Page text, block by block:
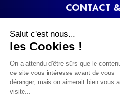
Salut c'est nous...
les Cookies !
On a attendu d'être sûrs que le
ce site vous intéresse avant de vous
déranger, mais on aimerait bien vous
visite...
CONTACT &